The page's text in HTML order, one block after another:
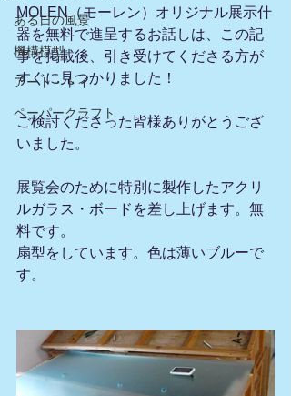
ある日の風景
機構模型
アート・トイ
ペーパークラフト
MOLEN（モーレン）オリジナル展示什
器を無料で進呈するお話しは、この記
事を掲載後、引き受けてくださる方が
すぐに見つかりました！
ご検討くださった皆様ありがとうござ
いました。
展覧会のために特別に製作したアクリ
ルガラス・ボードを差し上げます。無
料です。
扇型をしています。色は薄いブルーで
す。